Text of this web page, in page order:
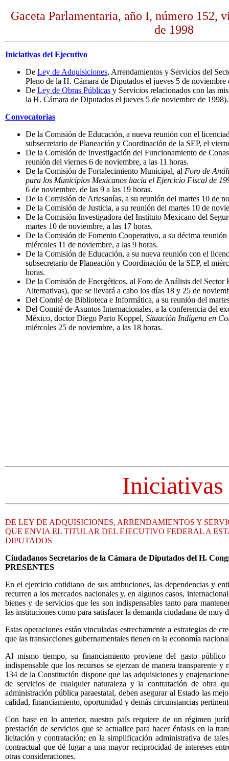
Gaceta Parlamentaria, año I, número 152,
de 1998
Iniciativas del Ejecutivo
De Ley de Adquisiciones, Arrendamientos y Servicios del
Pleno de la H. Cámara de Diputados el jueves 5 de noviembre
De Ley de Obras Públicas y Servicios relacionados con las
la H. Cámara de Diputados el jueves 5 de noviembre de 1998).
Convocatorias
De la Comisión de Educación, a nueva reunión con el
subsecretario de Planeación y Coordinación de la SEP, el
De la Comisión de Investigación del Funcionamiento de
reunión del viernes 6 de noviembre, a las 11 horas.
De la Comisión de Fortalecimiento Municipal, al Foro de
para los Municipios Mexicanos hacia el Ejercicio Fiscal de
6 de noviembre, de las 9 a las 19 horas.
De la Comisión de Artesanías, a su reunión del martes 10 de
De la Comisión de Justicia, a su reunión del martes 10 de
De la Comisión Investigadora del Instituto Mexicano del
martes 10 de noviembre, a las 17 horas.
De la Comisión de Fomento Cooperativo, a su décima
miércoles 11 de noviembre, a las 9 horas.
De la Comisión de Educación, a su nueva reunión con el
subsecretario de Planeación y Coordinación de la SEP, el
horas.
De la Comisión de Energéticos, al Foro de Análisis del Sector
Alternativas), que se llevará a cabo los días 18 y 25 de
Del Comité de Biblioteca e Informática, a su reunión del
Del Comité de Asuntos Internacionales, a la conferencia del
México, doctor Diego Parto Koppel, Situación Indígena en
miércoles 25 de noviembre, a las 18 horas.
Iniciativas
DE LEY DE ADQUISICIONES, ARRENDAMIENTOS Y
QUE ENVIA EL TITULAR DEL EJECUTIVO FEDERAL A
DIPUTADOS
Ciudadanos Secretarios de la Cámara de Diputados del H.
PRESENTES
En el ejercicio cotidiano de sus atribuciones, las dependencias y
recurren a los mercados nacionales y, en algunos casos,
bienes y de servicios que les son indispensables tanto para
las instituciones como para satisfacer la demanda ciudadana de muy
Estas operaciones están vinculadas estrechamente a estrategias de
que las transacciones gubernamentales tienen en la economía
Al mismo tiempo, su financiamiento proviene del gasto
indispensable que los recursos se ejerzan de manera transparente
134 de la Constitución dispone que las adquisiciones y
de servicios de cualquier naturaleza y la contratación de obra
administración pública paraestatal, deben asegurar al Estado las
calidad, financiamiento, oportunidad y demás circunstancias
Con base en lo anterior, nuestro país requiere de un régimen
prestación de servicios que se actualice para hacer énfasis en la
licitación y contratación; en la simplificación administrativa de
contractual que dé lugar a una mayor reciprocidad de intereses
otras consideraciones.